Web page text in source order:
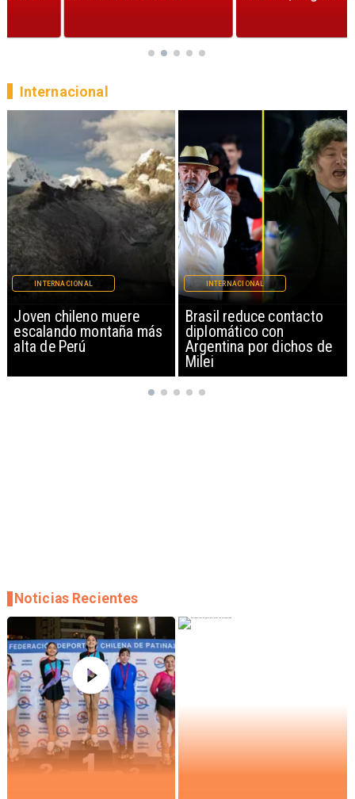
Brasil reduce contacto
diplomático con
Argentina por dichos de
INTERNACIONAL
China restringe
exportación de drones a
EEUU y sanciona
empresas
INTERNACIONAL
Internacional
Noticias Recientes